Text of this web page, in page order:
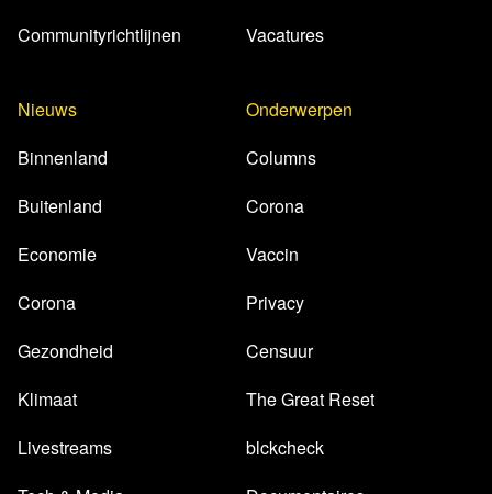
Communityrichtlijnen
Vacatures
Nieuws
Binnenland
Buitenland
Economie
Corona
Gezondheid
Klimaat
Livestreams
Onderwerpen
Columns
Corona
Vaccin
Privacy
Censuur
The Great Reset
blckcheck